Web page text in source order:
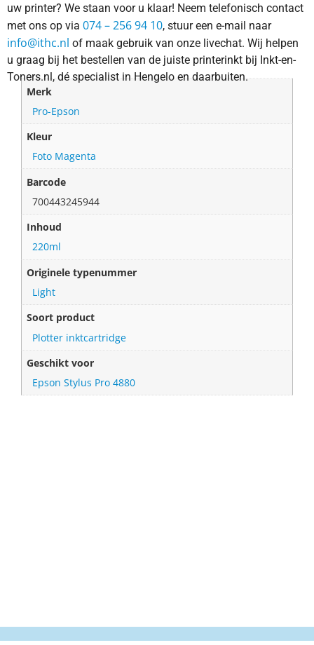
uw printer? We staan voor u klaar! Neem telefonisch contact
met ons op via 074 – 256 94 10, stuur een e-mail naar
info@ithc.nl of maak gebruik van onze livechat. Wij helpen
u graag bij het bestellen van de juiste printerinkt bij Inkt-en-
Toners.nl, dé specialist in Hengelo en daarbuiten.
Merk
Pro-Epson
Kleur
Foto Magenta
Barcode
700443245944
Inhoud
220ml
Originele typenummer
Light
Soort product
Plotter inktcartridge
Geschikt voor
Epson Stylus Pro 4880